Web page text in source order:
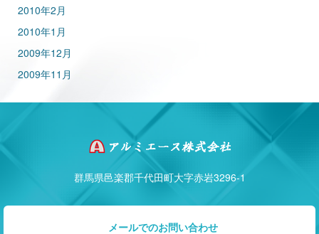
2010年2月
2010年1月
2009年12月
2009年11月
群馬県邑楽郡千代田町大字赤岩3296-1
メールでのお問い合わせ